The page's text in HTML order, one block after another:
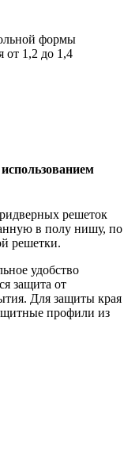
формы
от 1,2 до 1,4
решеток
в полу нишу, по
решетки.
удобство
защита от
Для защиты края
профили из